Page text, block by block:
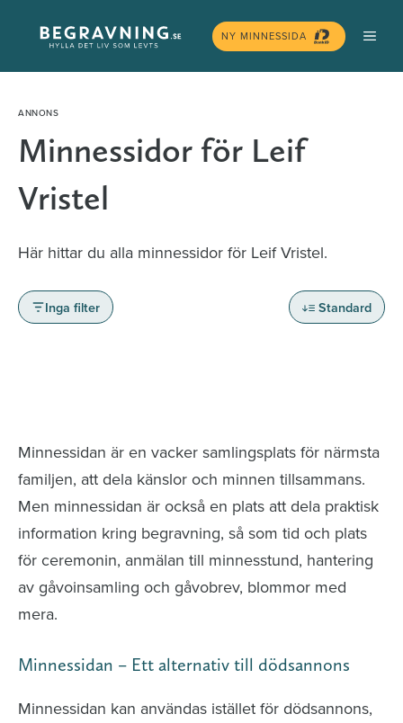
innehåll
NY MINNESSIDA
Minnessidor för Leif
Vristel
Här hittar du alla minnessidor för Leif Vristel.
Inga filter Standard
Minnessidan är en vacker samlingsplats för närmsta
familjen, att dela känslor och minnen tillsammans.
Men minnessidan är också en plats att dela praktisk
information kring begravning, så som tid och plats
för ceremonin, anmälan till minnesstund, hantering
av gåvoinsamling och gåvobrev, blommor med
mera.
Minnessidan – Ett alternativ till dödsannons
Minnessidan kan användas istället för dödsannons,